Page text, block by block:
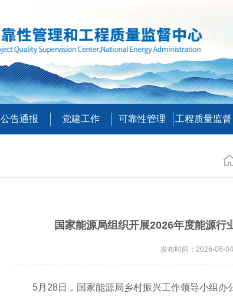
公告通报 党建工作 可靠性管理 工程质量监督
国家能源局组织开展2026年度能源行
发布时间：2026-
5月28日，国家能源局乡村振兴工作领导小组